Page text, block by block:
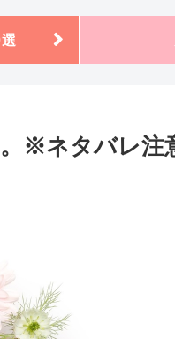
※ネタバレ注